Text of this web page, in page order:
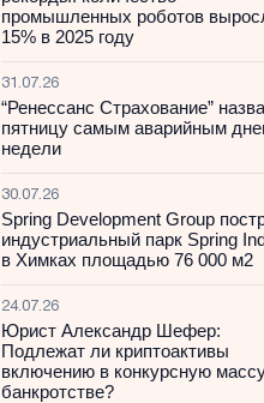
промышленных роботов
15% в 2025 году
31.07.26
“Ренессанс Страхование”
пятницу самым аварийным
недели
30.07.26
Spring Development Group
индустриальный парк Spring
в Химках площадью 76 000 м2
24.07.26
Юрист Александр Шефер:
Подлежат ли криптоактивы
включению в конкурсную
банкротстве?